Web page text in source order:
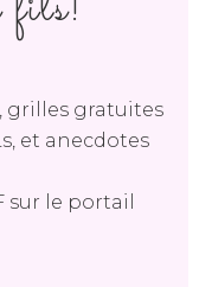
grilles gratuites
et anecdotes
sur le portail